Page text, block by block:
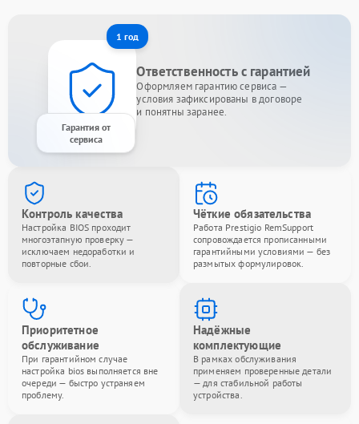
1 год
Гарантия от
сервиса
Ответственность с гарантией
Оформляем гарантию сервиса —
условия зафиксированы в договоре
и понятны заранее.
Контроль качества
Настройка BIOS проходит
многоэтапную проверку —
исключаем недоработки и
повторные сбои.
Чёткие обязательства
Работа Prestigio RemSupport
сопровождается прописанными
гарантийными условиями — без
размытых формулировок.
Приоритетное
обслуживание
При гарантийном случае
настройка bios выполняется вне
очереди — быстро устраняем
проблему.
Надёжные
комплектующие
В рамках обслуживания
применяем проверенные детали
— для стабильной работы
устройства.